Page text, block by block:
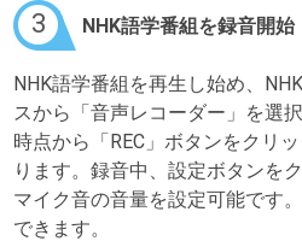
3 NHK語学番組を録音開始
NHK語学番組を再生し始め、
スから「音声レコーダー」を選
時点から「REC」ボタンをクリ
ります。録音中、設定ボタンを
マイク音の音量を設定可能です
できます。